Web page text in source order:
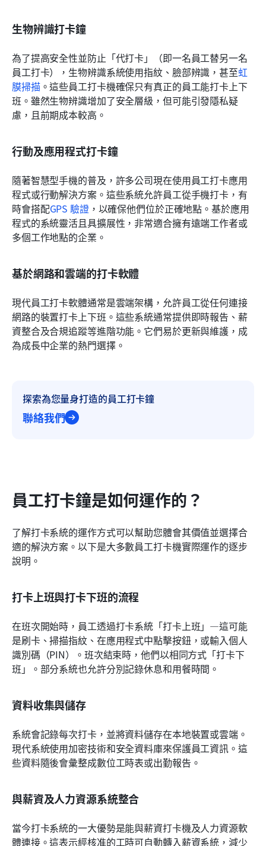
生物辨識打卡鐘
為了提高安全性並防止「代打卡」（即一名員工替另一名
員工打卡），生物辨識系統使用指紋、臉部辨識，甚至虹
膜掃描。這些員工打卡機確保只有真正的員工能打卡上下
班。雖然生物辨識增加了安全層級，但可能引發隱私疑
慮，且前期成本較高。
行動及應用程式打卡鐘
隨著智慧型手機的普及，許多公司現在使用員工打卡應用
程式或行動解決方案。這些系統允許員工從手機打卡，有
時會搭配GPS 驗證，以確保他們位於正確地點。基於應用
程式的系統靈活且具擴展性，非常適合擁有遠端工作者或
多個工作地點的企業。
基於網路和雲端的打卡軟體
現代員工打卡軟體通常是雲端架構，允許員工從任何連接
網路的裝置打卡上下班。這些系統通常提供即時報告、薪
資整合及合規追蹤等進階功能。它們易於更新與維護，成
為成長中企業的熱門選擇。
探索為您量身打造的員工打卡鐘
聯絡我們
員工打卡鐘是如何運作的？
了解打卡系統的運作方式可以幫助您體會其價值並選擇合
適的解決方案。以下是大多數員工打卡機實際運作的逐步
說明。
打卡上班與打卡下班的流程
在班次開始時，員工透過打卡系統「打卡上班」—這可能
是刷卡、掃描指紋、在應用程式中點擊按鈕，或輸入個人
識別碼（PIN）。班次結束時，他們以相同方式「打卡下
班」。部分系統也允許分別記錄休息和用餐時間。
資料收集與儲存
系統會記錄每次打卡，並將資料儲存在本地裝置或雲端。
現代系統使用加密技術和安全資料庫來保護員工資訊。這
些資料隨後會彙整成數位工時表或出勤報告。
與薪資及人力資源系統整合
當今打卡系統的一大優勢是能與薪資打卡機及人力資源軟
體連接。這表示經核准的工時可自動轉入薪資系統，減少